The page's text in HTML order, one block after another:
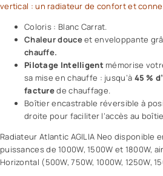
vertical : un radiateur de confort et
Coloris : Blanc Carrat.
Chaleur douceet enveloppante
chauffe.
Pilotage Intelligent mémorise
sa mise en chauffe : jusqu’à 45 %
facturede chauffage.
Boîtier encastrable réversible à
droite pour faciliter l’accès au
Radiateur Atlantic AGILIA Neo disponible
puissances de 1000W, 1500W et 1800W,
Horizontal (500W, 750W, 1000W, 1250W,